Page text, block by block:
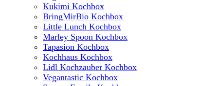
Kukimi Kochbox
BringMirBio Kochbox
Little Lunch Kochbox
Marley Spoon Kochbox
Tapasion Kochbox
Kochhaus Kochbox
Lidl Kochzauber Kochbox
Vegantastic Kochbox